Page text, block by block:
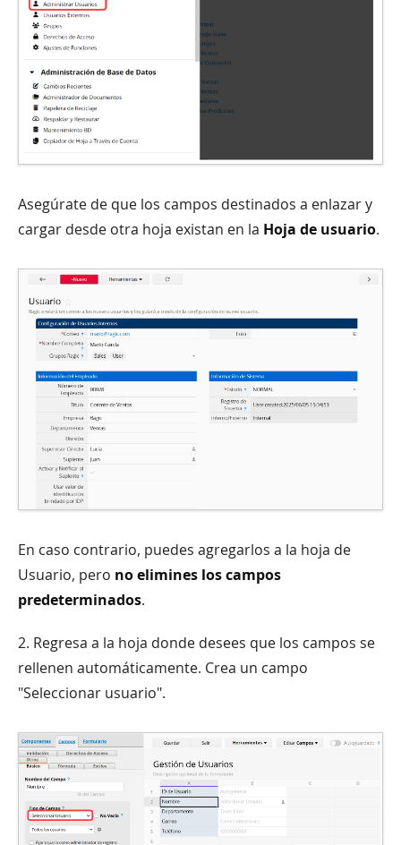
Asegúrate de que los campos destinados a enlazar y
cargar desde otra hoja existan en la Hoja de usuario.
En caso contrario, puedes agregarlos a la hoja de
Usuario, pero no elimines los campos
predeterminados.
2. Regresa a la hoja donde desees que los campos se
rellenen automáticamente. Crea un campo
"Seleccionar usuario".